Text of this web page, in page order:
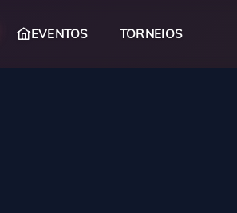
EVENTOS TORNEIOS